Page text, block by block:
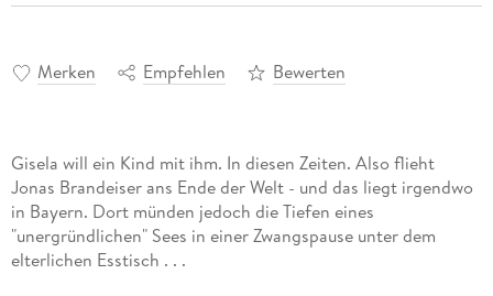
Merken Empfehlen Bewerten
Gisela will ein Kind mit ihm. In diesen Zeiten. Also flieht
Jonas Brandeiser ans Ende der Welt - und das liegt irgendwo
in Bayern. Dort münden jedoch die Tiefen eines
"unergründlichen" Sees in einer Zwangspause unter dem